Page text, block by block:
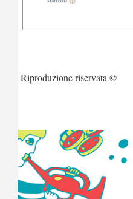
Riproduzione riservata ©